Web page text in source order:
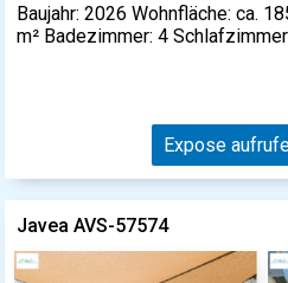
Baujahr: 2026 Wohnfläche: ca.
m² Badezimmer: 4
Expose
Javea AVS-57574